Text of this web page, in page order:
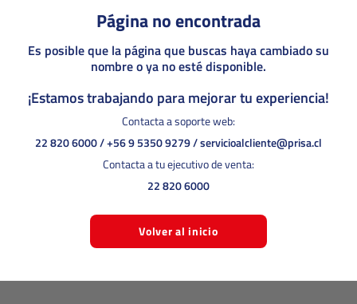
Página no encontrada
Es posible que la página que buscas haya cambiado su
nombre o ya no esté disponible.
¡Estamos trabajando para mejorar tu experiencia!
Contacta a soporte web:
22 820 6000/+56 9 5350 9279/servicioalcliente@prisa.cl
Contacta a tu ejecutivo de venta:
22 820 6000
Volver al inicio